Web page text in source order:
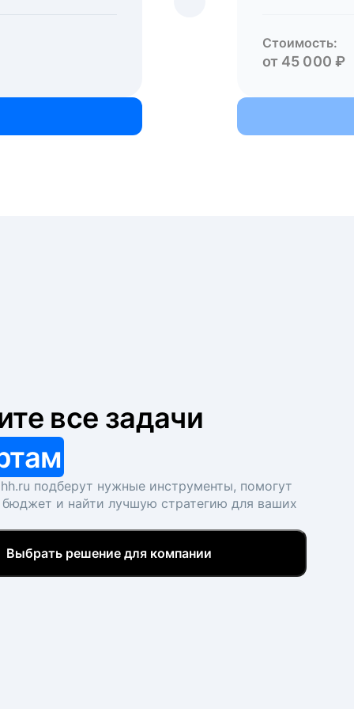
Стоимость:
от 45 000 ₽
все задачи
подберут нужные инструменты, помогут
бюджет и найти лучшую стратегию для ваших
Выбрать решение для компании